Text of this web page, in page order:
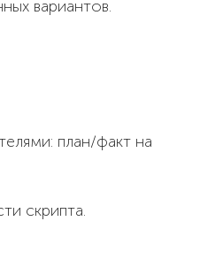
вариантов.
план/факт на
скрипта.